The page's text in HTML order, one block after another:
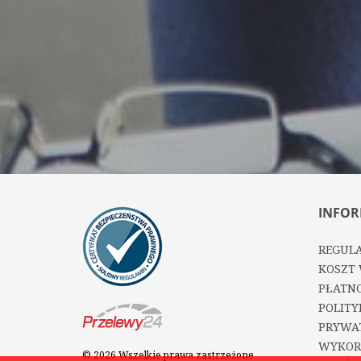
© 2026 Wszelkie prawa zastrzeżone
KOSZT